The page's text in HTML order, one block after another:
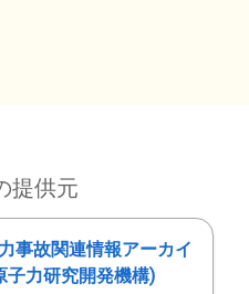
提供元
事故関連情報アーカイ
子力研究開発機構)